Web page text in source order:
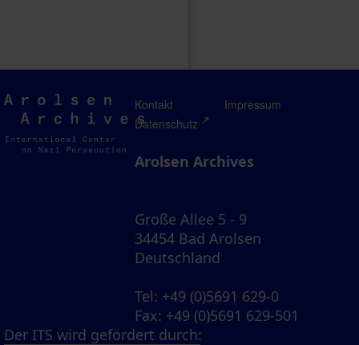
Arolsen
Archives
Kontakt
Impressum
Datenschutz
Arolsen Archives
Große Allee 5 - 9
34454 Bad Arolsen
Deutschland
Tel: +49 (0)5691 629-0
Fax: +49 (0)5691 629-501
Der ITS wird gefördert durch: